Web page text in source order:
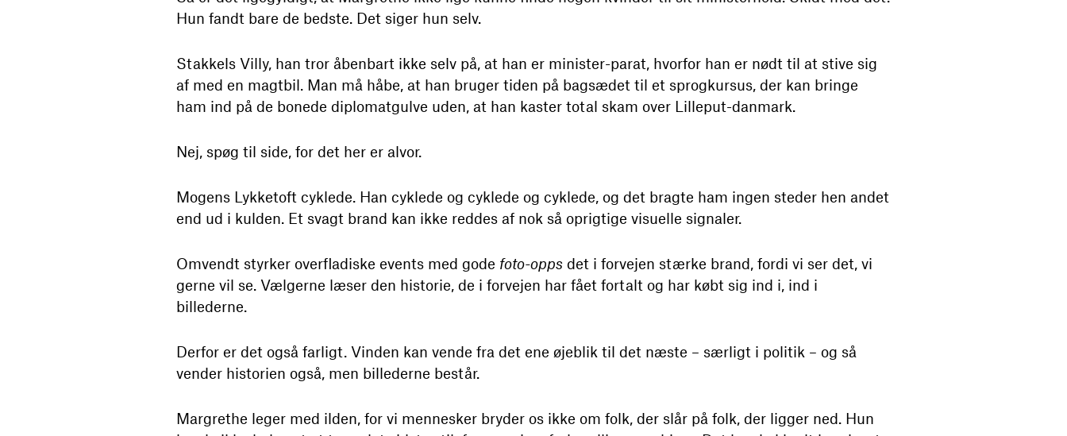
Hun fandt bare de bedste. Det siger hun selv.
Stakkels Villy, han tror åbenbart ikke selv på, at han er minister-parat, hvorfor han er nødt til at stive sig
af med en magtbil. Man må håbe, at han bruger tiden på bagsædet til et sprogkursus, der kan bringe
ham ind på de bonede diplomatgulve uden, at han kaster total skam over Lilleput-danmark.
Nej, spøg til side, for det her er alvor.
Mogens Lykketoft cyklede. Han cyklede og cyklede og cyklede, og det bragte ham ingen steder hen andet
end ud i kulden. Et svagt brand kan ikke reddes af nok så oprigtige visuelle signaler.
Omvendt styrker overfladiske events med gode foto-opps det i forvejen stærke brand, fordi vi ser det, vi
gerne vil se. Vælgerne læser den historie, de i forvejen har fået fortalt og har købt sig ind i, ind i
billederne.
Derfor er det også farligt. Vinden kan vende fra det ene øjeblik til det næste – særligt i politik – og så
vender historien også, men billederne består.
Margrethe leger med ilden, for vi mennesker bryder os ikke om folk, der slår på folk, der ligger ned. Hun